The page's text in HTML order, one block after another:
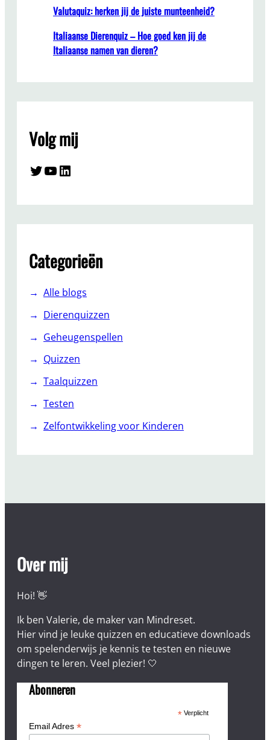
Valutaquiz: herken jij de juiste munteenheid?
Italiaanse Dierenquiz – Hoe goed ken jij de
Italiaanse namen van dieren?
Volg mij
Twitter YouTube LinkedIn
Categorieën
Alle blogs
Dierenquizzen
Geheugenspellen
Quizzen
Taalquizzen
Testen
Zelfontwikkeling voor Kinderen
Over mij
Hoi! 👋
Ik ben Valerie, de maker van Mindreset.
Hier vind je leuke quizzen en educatieve downloads
om spelenderwijs je kennis te testen en nieuwe
dingen te leren. Veel plezier! 🤍
Abonneren
*Verplicht
Email Adres *